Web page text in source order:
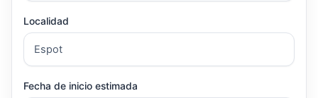
Localidad
Fecha de inicio estimada